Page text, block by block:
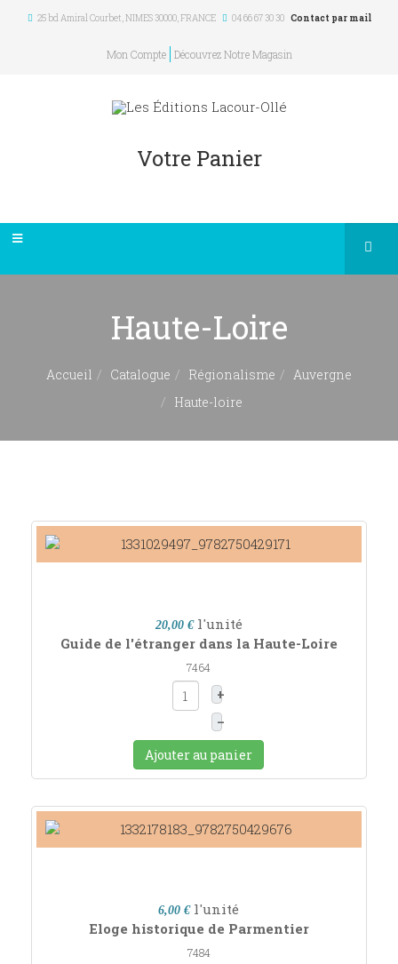
25 bd Amiral Courbet, NIMES 30000,FRANCE 04 66 67 30 30 Contact par mail
Mon Compte Découvrez Notre Magasin
Votre Panier
Haute-Loire
Accueil Catalogue Régionalisme
Auvergne
Haute-loire
20,00 € l'unité
Guide de l'étranger dans la Haute-Loire
7464
+
–
Ajouter au panier
6,00 € l'unité
Eloge historique de Parmentier
7484